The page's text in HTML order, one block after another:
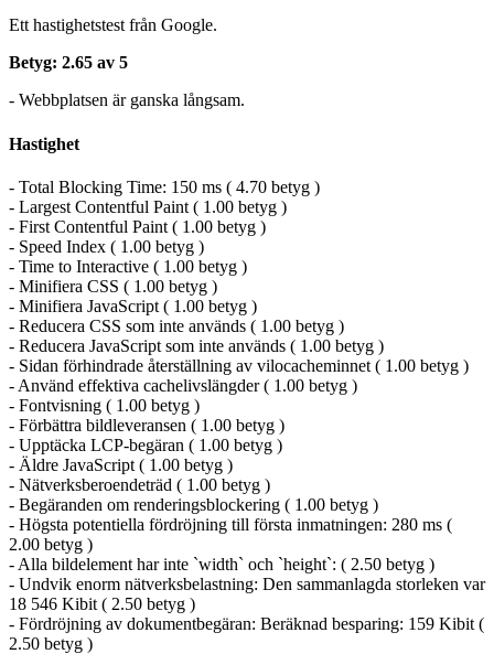
Ett hastighetstest från Google.
Betyg: 2.65 av 5
- Webbplatsen är ganska långsam.
Hastighet
- Total Blocking Time: 150 ms ( 4.70 betyg )
- Largest Contentful Paint ( 1.00 betyg )
- First Contentful Paint ( 1.00 betyg )
- Speed Index ( 1.00 betyg )
- Time to Interactive ( 1.00 betyg )
- Minifiera CSS ( 1.00 betyg )
- Minifiera JavaScript ( 1.00 betyg )
- Reducera CSS som inte används ( 1.00 betyg )
- Reducera JavaScript som inte används ( 1.00 betyg )
- Sidan förhindrade återställning av vilocacheminnet ( 1.00 betyg )
- Använd effektiva cachelivslängder ( 1.00 betyg )
- Fontvisning ( 1.00 betyg )
- Förbättra bildleveransen ( 1.00 betyg )
- Upptäcka LCP-begäran ( 1.00 betyg )
- Äldre JavaScript ( 1.00 betyg )
- Nätverksberoendeträd ( 1.00 betyg )
- Begäranden om renderingsblockering ( 1.00 betyg )
- Högsta potentiella fördröjning till första inmatningen: 280 ms (
2.00 betyg )
- Alla bildelement har inte `width` och `height`: ( 2.50 betyg )
- Undvik enorm nätverksbelastning: Den sammanlagda storleken var
18 546 Kibit ( 2.50 betyg )
- Fördröjning av dokumentbegäran: Beräknad besparing: 159 Kibit (
2.50 betyg )